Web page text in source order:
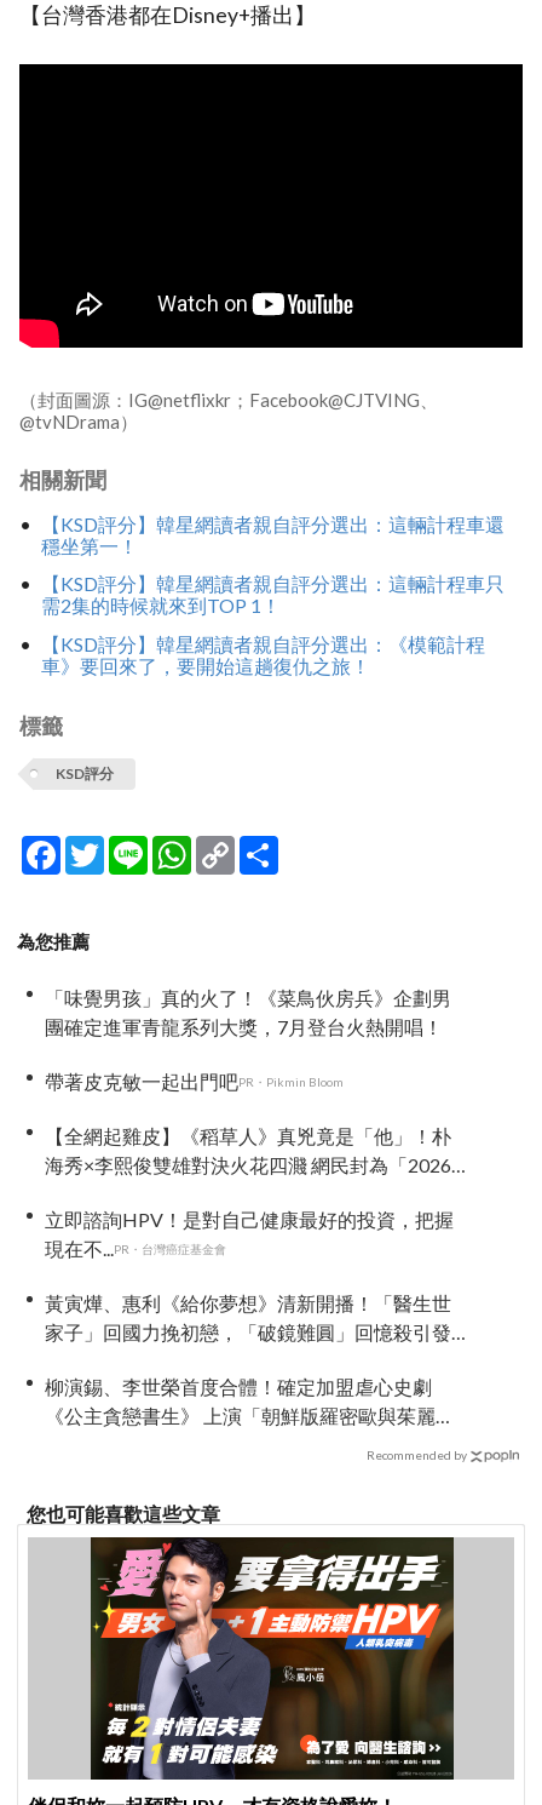
【台灣香港都在Disney+播出】
（封面圖源：IG@netflixkr；Facebook@CJTVING、
@tvNDrama）
相關新聞
【KSD評分】韓星網讀者親自評分選出：這輛計程車還
穩坐第一！
【KSD評分】韓星網讀者親自評分選出：這輛計程車只
需2集的時候就來到TOP 1！
【KSD評分】韓星網讀者親自評分選出：《模範計程
車》要回來了，要開始這趟復仇之旅！
標籤
KSD評分
Facebook
TwitterLine WhatsApp
Copy
Link
為您推薦
「味覺男孩」真的火了！《菜鳥伙房兵》企劃男
團確定進軍青龍系列大獎，7月登台火熱開唱！
帶著皮克敏一起出門吧PR・Pikmin Bloom
【全網起雞皮】《稻草人》真兇竟是「他」！朴
海秀×李熙俊雙雄對決火花四濺 網民封為「2026
立即諮詢HPV！是對自己健康最好的投資，把握
現在不...
PR・台灣癌症基金會
黃寅燁、惠利《給你夢想》清新開播！「醫生世
家子」回國力挽初戀，「破鏡難圓」回憶殺引發
柳演錫、李世榮首度合體！確定加盟虐心史劇
《公主貪戀書生》 上演「朝鮮版羅密歐與茱麗
Recommended by
您也可能喜歡這些文章